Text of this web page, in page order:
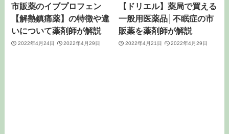
市販薬のイブプロフェン
【解熱鎮痛薬】の特徴や違
いについて薬剤師が解説
2022年4月24日 2022年4月29日
【ドリエル】薬局で買える
一般用医薬品│不眠症の市
販薬を薬剤師が解説
2022年4月21日 2022年4月29日